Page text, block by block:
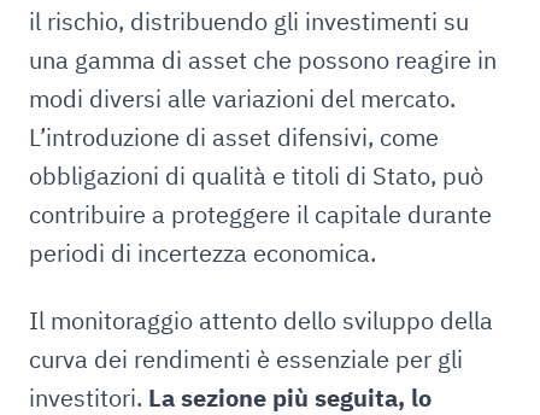
il rischio, distribuendo gli investimenti su
una gamma di asset che possono reagire in
modi diversi alle variazioni del mercato.
L’introduzione di asset difensivi, come
obbligazioni di qualità e titoli di Stato, può
contribuire a proteggere il capitale durante
periodi di incertezza economica.
Il monitoraggio attento dello sviluppo della
curva dei rendimenti è essenziale per gli
investitori. La sezione più seguita, lo